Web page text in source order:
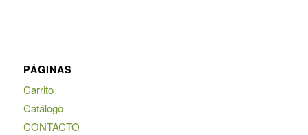
PÁGINAS
Carrito
Catálogo
CONTACTO